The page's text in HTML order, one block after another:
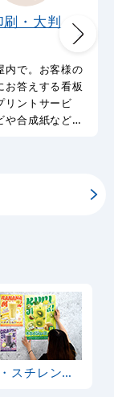
・大判
内で。お客様の
お答えする看板
リントサービ
や合成紙など看
パネル印刷・スチレンボード